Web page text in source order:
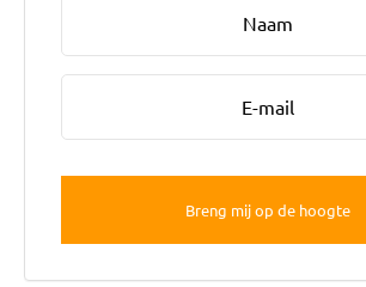
Bruiloft Bundels
Krans maken
Gelegenheden
Onze bloemenwinkel